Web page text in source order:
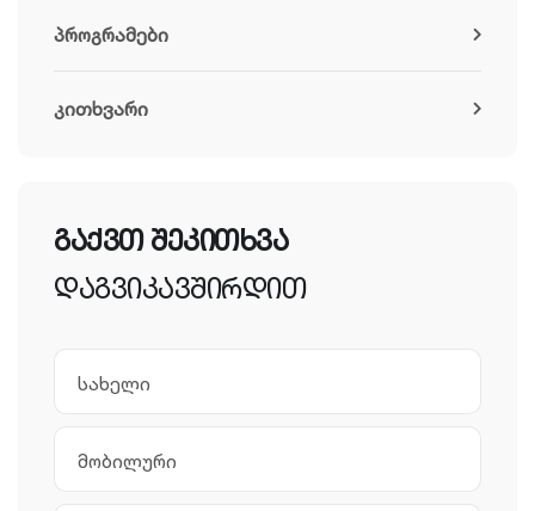
პროგრამები
კითხვარი
გაქვთ შეკითხვა
დაგვიკავშირდით